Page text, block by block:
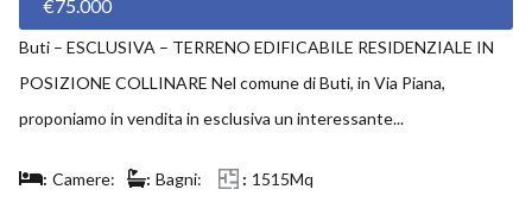
€75.000
Buti – ESCLUSIVA – TERRENO EDIFICABILE RESIDENZIALE IN
POSIZIONE COLLINARE Nel comune di Buti, in Via Piana,
proponiamo in vendita in esclusiva un interessante...
Camere: Bagni: 1515Mq